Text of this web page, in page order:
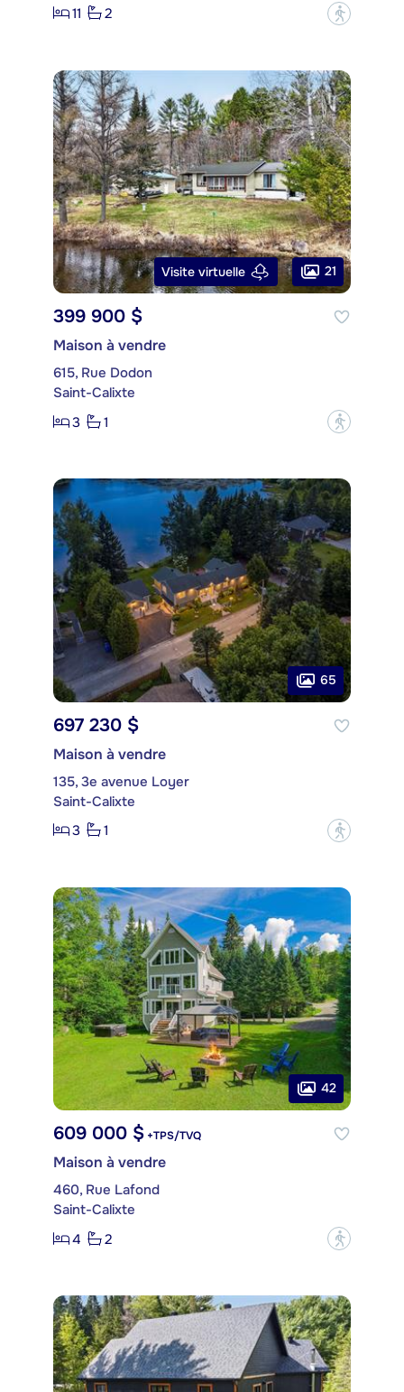
11
2 ?
Visite virtuelle 21
399 900 $
Maison à vendre
615, Rue Dodon
Saint-Calixte
3
1 ?
65
697 230 $
Maison à vendre
135, 3e avenue Loyer
Saint-Calixte
3
1 ?
42
609 000 $ +TPS/TVQ
Maison à vendre
460, Rue Lafond
Saint-Calixte
4
2 ?